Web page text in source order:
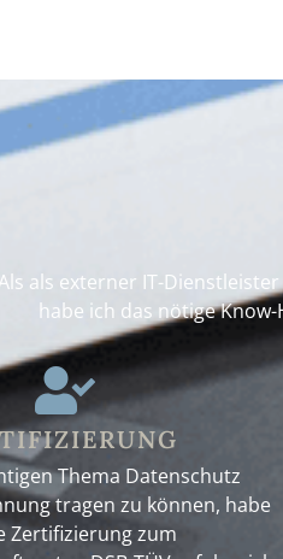
als externer IT-
habe ich das nötige
Thema Datenschutz
tragen zu können, habe
Zertifizierung zum